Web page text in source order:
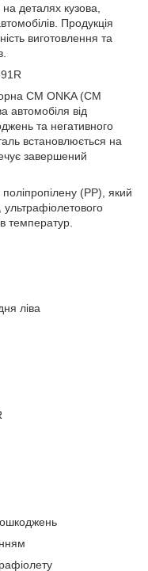
деталях кузова,
Продукція
виготовлення та
CM ONKA (CM
автомобіля від
та негативного
встановлюється на
завершений
поліпропілену (PP), який
ультрафіолетового
температур.
ліва